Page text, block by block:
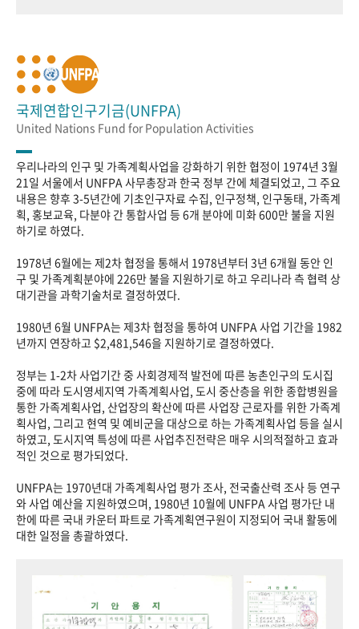
국제연합인구기금(UNFPA)
United Nations Fund for Population Activities
우리나라의 인구 및 가족계획사업을 강화하기 위한 협정이 1974년 3월
21일 서울에서 UNFPA 사무총장과 한국 정부 간에 체결되었고, 그 주요
내용은 향후 3-5년간에 기초인구자료 수집, 인구정책, 인구동태, 가족계
획, 홍보교육, 다분야 간 통합사업 등 6개 분야에 미화 600만 불을 지원
하기로 하였다.
1978년 6월에는 제2차 협정을 통해서 1978년부터 3년 6개월 동안 인
구 및 가족계획분야에 226만 불을 지원하기로 하고 우리나라 측 협력 상
대기관을 과학기술처로 결정하였다.
1980년 6월 UNFPA는 제3차 협정을 통하여 UNFPA 사업 기간을 1982
년까지 연장하고 $2,481,546을 지원하기로 결정하였다.
정부는 1-2차 사업기간 중 사회경제적 발전에 따른 농촌인구의 도시집
중에 따라 도시영세지역 가족계획사업, 도시 중산층을 위한 종합병원을
통한 가족계획사업, 산업장의 확산에 따른 사업장 근로자를 위한 가족계
획사업, 그리고 현역 및 예비군을 대상으로 하는 가족계획사업 등을 실시
하였고, 도시지역 특성에 따른 사업추진전략은 매우 시의적절하고 효과
적인 것으로 평가되었다.
UNFPA는 1970년대 가족계획사업 평가 조사, 전국출산력 조사 등 연구
와 사업 예산을 지원하였으며, 1980년 10월에 UNFPA 사업 평가단 내
한에 따른 국내 카운터 파트로 가족계획연구원이 지정되어 국내 활동에
대한 일정을 총괄하였다.